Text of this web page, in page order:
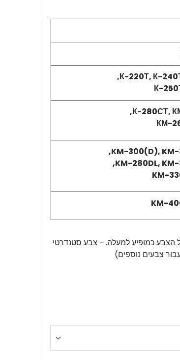
К-220Т, К-
К-
К-280СТ,
КМ-
KM-300(D),
KM-280DL,
KM-
KM-
כמופיע למעלה. - צבע סטנדרטי
צבעים נוספים)